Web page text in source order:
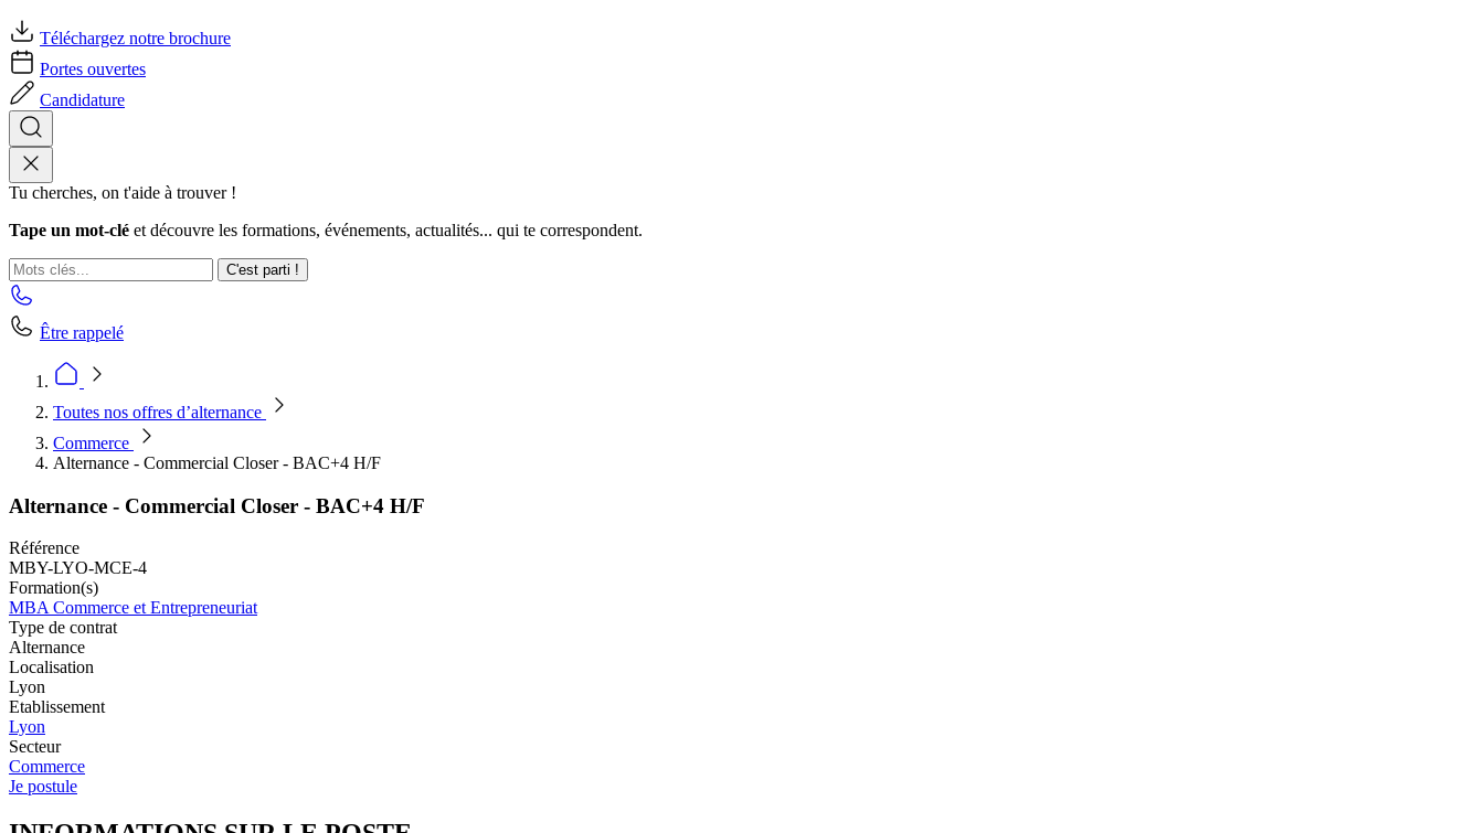
Téléchargez notre brochure
Portes ouvertes
Candidature
Tu cherches, on t'aide à trouver !
Tape un mot-clé et découvre les formations, événements, actualités... qui te correspondent.
C'est parti !
Être rappelé
Toutes nos offres d’alternance
Commerce
Alternance - Commercial Closer - BAC+4 H/F
Alternance - Commercial Closer - BAC+4 H/F
Référence
MBY-LYO-MCE-4
Formation(s)
MBA Commerce et Entrepreneuriat
Type de contrat
Alternance
Localisation
Lyon
Etablissement
Lyon
Secteur
Commerce
Je postule